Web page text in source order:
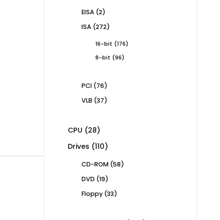
EISA 22
ISA 272272
16-bit 176176
8-bit 9696
PCI 7676
VLB 3737
CPU 2828
products
Drives 110110
CD-ROM 5858
DVD 1919
Floppy 3333